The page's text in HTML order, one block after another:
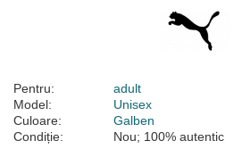
Pentru:
adult
Model:
Unisex
Culoare:
Galben
Condiție:
Nou; 100% autentic